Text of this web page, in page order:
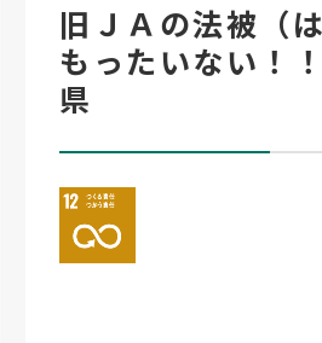
旧ＪＡの法被（
もったいない！
県